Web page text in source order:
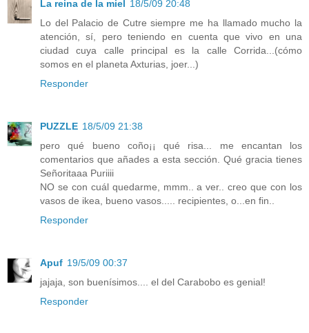
La reina de la miel 18/5/09 20:48
Lo del Palacio de Cutre siempre me ha llamado mucho la
atención, sí, pero teniendo en cuenta que vivo en una
ciudad cuya calle principal es la calle Corrida...(cómo
somos en el planeta Axturias, joer...)
Responder
PUZZLE 18/5/09 21:38
pero qué bueno coño¡¡ qué risa... me encantan los
comentarios que añades a esta sección. Qué gracia tienes
Señoritaaa Puriiii
NO se con cuál quedarme, mmm.. a ver.. creo que con los
vasos de ikea, bueno vasos..... recipientes, o...en fin..
Responder
Apuf 19/5/09 00:37
jajaja, son buenísimos.... el del Carabobo es genial!
Responder